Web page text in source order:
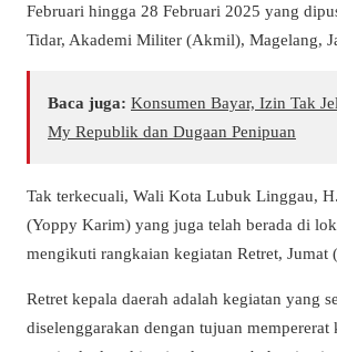
Februari hingga 28 Februari 2025 yang
Tidar, Akademi Militer (Akmil), Magelang,
Baca juga: Konsumen Bayar, Izin Tak
My Republik dan Dugaan Penipuan
Tak terkecuali, Wali Kota Lubuk Linggau,
(Yoppy Karim) yang juga telah berada di
mengikuti rangkaian kegiatan Retret, Jumat
Retret kepala daerah adalah kegiatan yang
diselenggarakan dengan tujuan mempererat